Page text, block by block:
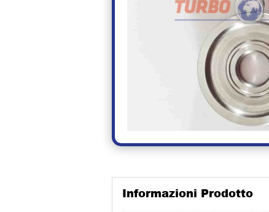
Informazioni Prodotto